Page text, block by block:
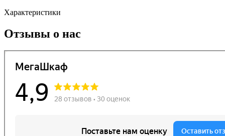
Характеристики
Отзывы о нас